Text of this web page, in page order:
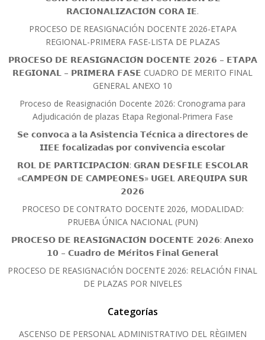
𝗥𝗔𝗖𝗜𝗢𝗡𝗔𝗟𝗜𝗭𝗔𝗖𝗜𝗢́𝗡 𝗖𝗢𝗥𝗔 𝗜𝗘.
PROCESO DE REASIGNACIÓN DOCENTE 2026-ETAPA
REGIONAL-PRIMERA FASE-LISTA DE PLAZAS
𝗣𝗥𝗢𝗖𝗘𝗦𝗢 𝗗𝗘 𝗥𝗘𝗔𝗦𝗜𝗚𝗡𝗔𝗖𝗜𝗢́𝗡 𝗗𝗢𝗖𝗘𝗡𝗧𝗘 𝟮𝟬𝟮𝟲 – 𝗘𝗧𝗔𝗣𝗔
𝗥𝗘𝗚𝗜𝗢𝗡𝗔𝗟 – 𝗣𝗥𝗜𝗠𝗘𝗥𝗔 𝗙𝗔𝗦𝗘 CUADRO DE MERITO FINAL
GENERAL ANEXO 10
Proceso de Reasignación Docente 2026: Cronograma para
Adjudicación de plazas Etapa Regional-Primera Fase
𝗦𝗲 𝗰𝗼𝗻𝘃𝗼𝗰𝗮 𝗮 𝗹𝗮 𝗔𝘀𝗶𝘀𝘁𝗲𝗻𝗰𝗶𝗮 𝗧𝗲́𝗰𝗻𝗶𝗰𝗮 𝗮 𝗱𝗶𝗿𝗲𝗰𝘁𝗼𝗿𝗲𝘀 𝗱𝗲
𝗜𝗜𝗘𝗘 𝗳𝗼𝗰𝗮𝗹𝗶𝘇𝗮𝗱𝗮𝘀 𝗽𝗼𝗿 𝗰𝗼𝗻𝘃𝗶𝘃𝗲𝗻𝗰𝗶𝗮 𝗲𝘀𝗰𝗼𝗹𝗮𝗿
𝗥𝗢𝗟 𝗗𝗘 𝗣𝗔𝗥𝗧𝗜𝗖𝗜𝗣𝗔𝗖𝗜𝗢́𝗡: 𝗚𝗥𝗔𝗡 𝗗𝗘𝗦𝗙𝗜𝗟𝗘 𝗘𝗦𝗖𝗢𝗟𝗔𝗥
«𝗖𝗔𝗠𝗣𝗘𝗢́𝗡 𝗗𝗘 𝗖𝗔𝗠𝗣𝗘𝗢𝗡𝗘𝗦» 𝗨𝗚𝗘𝗟 𝗔𝗥𝗘𝗤𝗨𝗜𝗣𝗔 𝗦𝗨𝗥
𝟮𝟬𝟮𝟲
PROCESO DE CONTRATO DOCENTE 2026, MODALIDAD:
PRUEBA ÚNICA NACIONAL (PUN)
𝗣𝗥𝗢𝗖𝗘𝗦𝗢 𝗗𝗘 𝗥𝗘𝗔𝗦𝗜𝗚𝗡𝗔𝗖𝗜𝗢́𝗡 𝗗𝗢𝗖𝗘𝗡𝗧𝗘 𝟮𝟬𝟮𝟲: 𝗔𝗻𝗲𝘅𝗼
𝟭𝟬 – 𝗖𝘂𝗮𝗱𝗿𝗼 𝗱𝗲 𝗠𝗲́𝗿𝗶𝘁𝗼𝘀 𝗙𝗶𝗻𝗮𝗹 𝗚𝗲𝗻𝗲𝗿𝗮𝗹
PROCESO DE REASIGNACIÓN DOCENTE 2026: RELACIÓN FINAL
DE PLAZAS POR NIVELES
Categorías
ASCENSO DE PERSONAL ADMINISTRATIVO DEL RÈGIMEN